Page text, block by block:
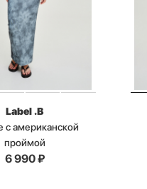
Label .B
с американской
проймой
6 990₽